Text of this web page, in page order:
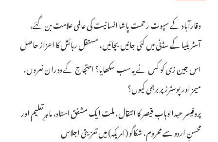
وقارآباد کے سپوت رحمت پاشا انسانیت کی عالمی علامت بن گئے،
آسٹریلیا کے سڈنی میں کئی جانیں بچائیں، مستقل رہائش کا اعزاز حاصل
اس جین زی کو کس نے یہ سب سکھایا؟ احتجاج کے دوران نعروں،
میمز اور پوسٹرز پر برہمی کیوں؟
پروفیسر عبدالوہاب قیصر کا انتقال، ملت ایک مشفق استاد، ماہرِتعلیم اور
محسنِ اردو سے محروم، شکاگو (امریکہ) میں تعزیتی اجلاس